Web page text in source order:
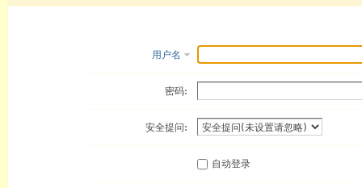
用户名
密码:
安全提问:
自动登录